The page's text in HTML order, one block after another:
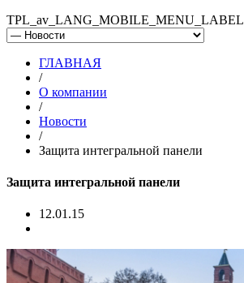
TPL_av_LANG_MOBILE_MENU_LABEL
ГЛАВНАЯ
/
О компании
/
Новости
/
Защита интегральной панели
Защита интегральной панели
12.01.15